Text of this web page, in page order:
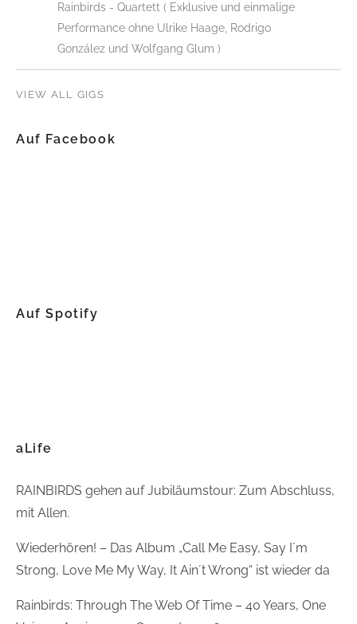
Rainbirds - Quartett ( Exklusive und einmalige
Performance ohne Ulrike Haage, Rodrigo
González und Wolfgang Glum )
VIEW ALL GIGS
Auf Facebook
Auf Spotify
aLife
RAINBIRDS gehen auf Jubiläumstour: Zum Abschluss,
mit Allen.
Wiederhören! – Das Album „Call Me Easy, Say I´m
Strong, Love Me My Way, It Ain´t Wrong“ ist wieder da
Rainbirds: Through The Web Of Time – 40 Years, One